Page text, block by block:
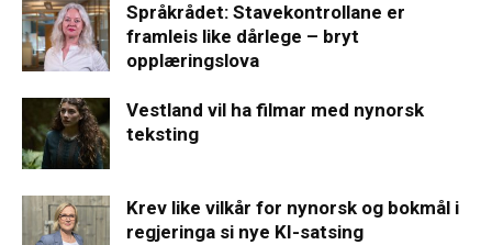
Språkrådet: Stavekontrollane er
framleis like dårlege – bryt
opplæringslova
Vestland vil ha filmar med nynorsk
teksting
Krev like vilkår for nynorsk og bokmål i
regjeringa si nye KI-satsing